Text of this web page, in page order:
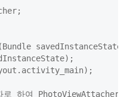
하여 PhotoViewAttacher객